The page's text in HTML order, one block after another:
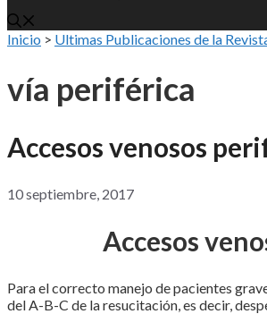
Inicio > Ultimas Publicaciones de la
vía periférica
Accesos venosos
10 septiembre, 2017
Accesos
Para el correcto manejo de pacientes
del A-B-C de la resucitación, es decir,